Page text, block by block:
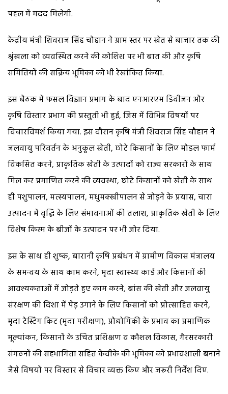
पहल में मदद मिलेगी.
केंद्रीय मंत्री शिवराज सिंह चौहान ने ग्राम स्तर पर खेत से बाजार तक की
श्रृंखला को व्यवस्थित करने की कोशिश पर भी बात की और कृषि
समितियों की सक्रिय भूमिका को भी रेखांकित किया.
इस बैठक में फसल विज्ञान प्रभाग के बाद एनआरएम डिवीजन और
कृषि विस्तार प्रभाग की प्रस्तुती भी हुई, जिस में विभिन्न विषयों पर
विचारविमर्श किया गया. इस दौरान कृषि मंत्री शिवराज सिंह चौहान ने
जलवायु परिवर्तन के अनुकूल खेती, छोटे किसानों के लिए मौडल फार्म
विकसित करने, प्राकृतिक खेती के उत्पादों को राज्य सरकारों के साथ
मिल कर प्रमाणित करने की व्यवस्था, छोटे किसानों को खेती के साथ
ही पशुपालन, मत्स्यपालन, मधुमक्खीपालन से जोड़ने के प्रयास, चारा
उत्पादन में वृद्धि के लिए संभावनाओं की तलाश, प्राकृतिक खेती के लिए
विशेष किस्म के बीजों के उत्पादन पर भी जोर दिया.
इस के साथ ही शुष्क, बारानी कृषि प्रबंधन में ग्रामीण विकास मंत्रालय
के समन्वय के साथ काम करने, मृदा स्वास्थ्य कार्ड और किसानों की
आवश्यकताओं में जोड़ते हुए काम करने, बांस की खेती और जलवायु
संरक्षण की दिशा में पेड़ उगाने के लिए किसानों को प्रोत्साहित करने,
मृदा टैस्टिंग किट (मृदा परीक्षण), प्रौद्योगिकी के प्रभाव का प्रमाणिक
मूल्यांकन, किसानों के उचित प्रशिक्षण व कौशल विकास, गैरसरकारी
संगठनों की सहभागिता सहित केवीके की भूमिका को प्रभावशाली बनाने
जैसे विषयों पर विस्तार से विचार व्यक्त किए और जरूरी निर्देश दिए.